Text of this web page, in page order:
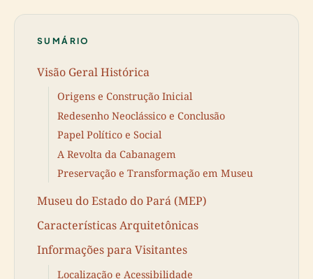
SUMÁRIO
Visão Geral Histórica
Origens e Construção Inicial
Redesenho Neoclássico e Conclusão
Papel Político e Social
A Revolta da Cabanagem
Preservação e Transformação em Museu
Museu do Estado do Pará (MEP)
Características Arquitetônicas
Informações para Visitantes
Localização e Acessibilidade